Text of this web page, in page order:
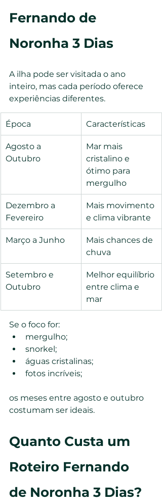
Fernando de
Noronha 3 Dias
A ilha pode ser visitada o ano
inteiro, mas cada período oferece
experiências diferentes.
Época Características
Agosto a
Outubro
Mar mais
cristalino e
ótimo para
mergulho
Dezembro a
Fevereiro
Mais movimento
e clima vibrante
Março a Junho
Mais chances de
chuva
Setembro e
Outubro
Melhor equilíbrio
entre clima e
mar
Se o foco for:
mergulho;
snorkel;
águas cristalinas;
fotos incríveis;
os meses entre agosto e outubro
costumam ser ideais.
Quanto Custa um
Roteiro Fernando
de Noronha 3 Dias?